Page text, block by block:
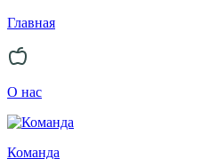
Главная
О нас
Команда